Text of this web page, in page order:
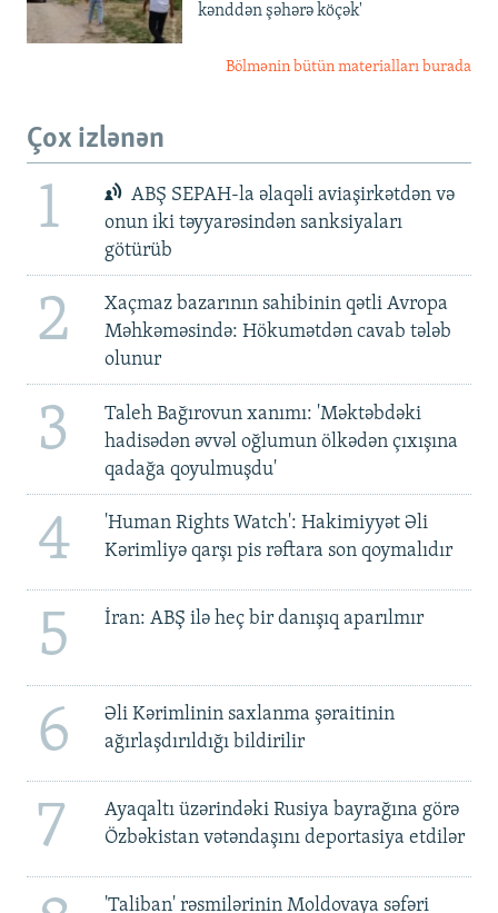
kənddən şəhərə köçək'
Bölmənin bütün materialları burada
Çox izlənən
1
ABŞ SEPAH-la əlaqəli aviaşirkətdən və
onun iki təyyarəsindən sanksiyaları
götürüb
2
Xaçmaz bazarının sahibinin qətli Avropa
Məhkəməsində: Hökumətdən cavab tələb
olunur
3
Taleh Bağırovun xanımı: 'Məktəbdəki
hadisədən əvvəl oğlumun ölkədən çıxışına
qadağa qoyulmuşdu'
4
'Human Rights Watch': Hakimiyyət Əli
Kərimliyə qarşı pis rəftara son qoymalıdır
5 İran: ABŞ ilə heç bir danışıq aparılmır
6
Əli Kərimlinin saxlanma şəraitinin
ağırlaşdırıldığı bildirilir
7
Ayaqaltı üzərindəki Rusiya bayrağına görə
Özbəkistan vətəndaşını deportasiya etdilər
'Taliban' rəsmilərinin Moldovaya səfəri